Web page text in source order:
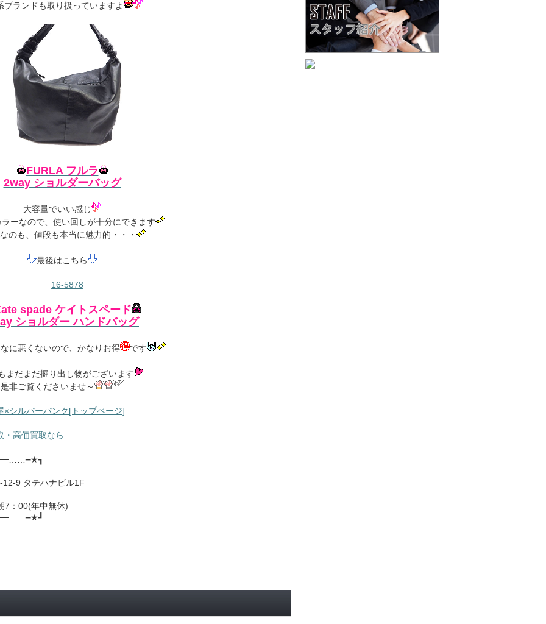
ブランドも取り扱っていますよ
FURLA フルラ
2way ショルダーバッグ
大容量でいい感じ
ーなので、使い回しが十分にできます
のも、値段も本当に魅力的・・・
最後はこちら
spade ケイトスペード
ショルダー ハンドバッグ
に悪くないので、かなりお得 です
まだまだ掘り出し物がございます
是非ご覧くださいませ～
×シルバーバンク[トップページ]
・高価買取なら
9 タテハナビル1F
：00(年中無休)